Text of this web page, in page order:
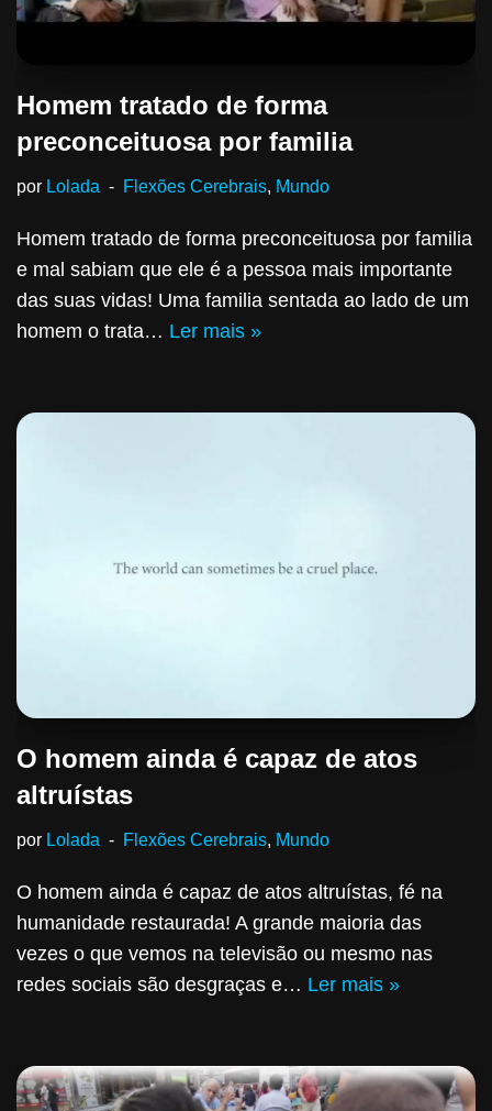
Homem tratado de forma
preconceituosa por familia
por Lolada Flexões Cerebrais, Mundo
Homem tratado de forma preconceituosa por familia
e mal sabiam que ele é a pessoa mais importante
das suas vidas! Uma familia sentada ao lado de um
homem o trata… Ler mais »
O homem ainda é capaz de atos
altruístas
por Lolada Flexões Cerebrais, Mundo
O homem ainda é capaz de atos altruístas, fé na
humanidade restaurada! A grande maioria das
vezes o que vemos na televisão ou mesmo nas
redes sociais são desgraças e… Ler mais »